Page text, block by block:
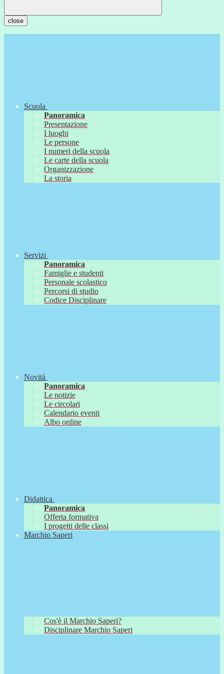
close
Scuola
Panoramica
Presentazione
I luoghi
Le persone
I numeri della scuola
Le carte della scuola
Organizzazione
La storia
Servizi
Panoramica
Famiglie e studenti
Personale scolastico
Percorsi di studio
Codice Disciplinare
Novità
Panoramica
Le notizie
Le circolari
Calendario eventi
Albo online
Didattica
Panoramica
Offerta formativa
I progetti delle classi
Marchio Saperi
Cos'è il Marchio Saperi?
Disciplinare Marchio Saperi